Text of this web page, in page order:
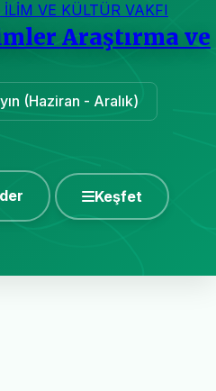
VE KÜLTÜR VAKFI
Araştırma ve
(Haziran - Aralık)
Keşfet